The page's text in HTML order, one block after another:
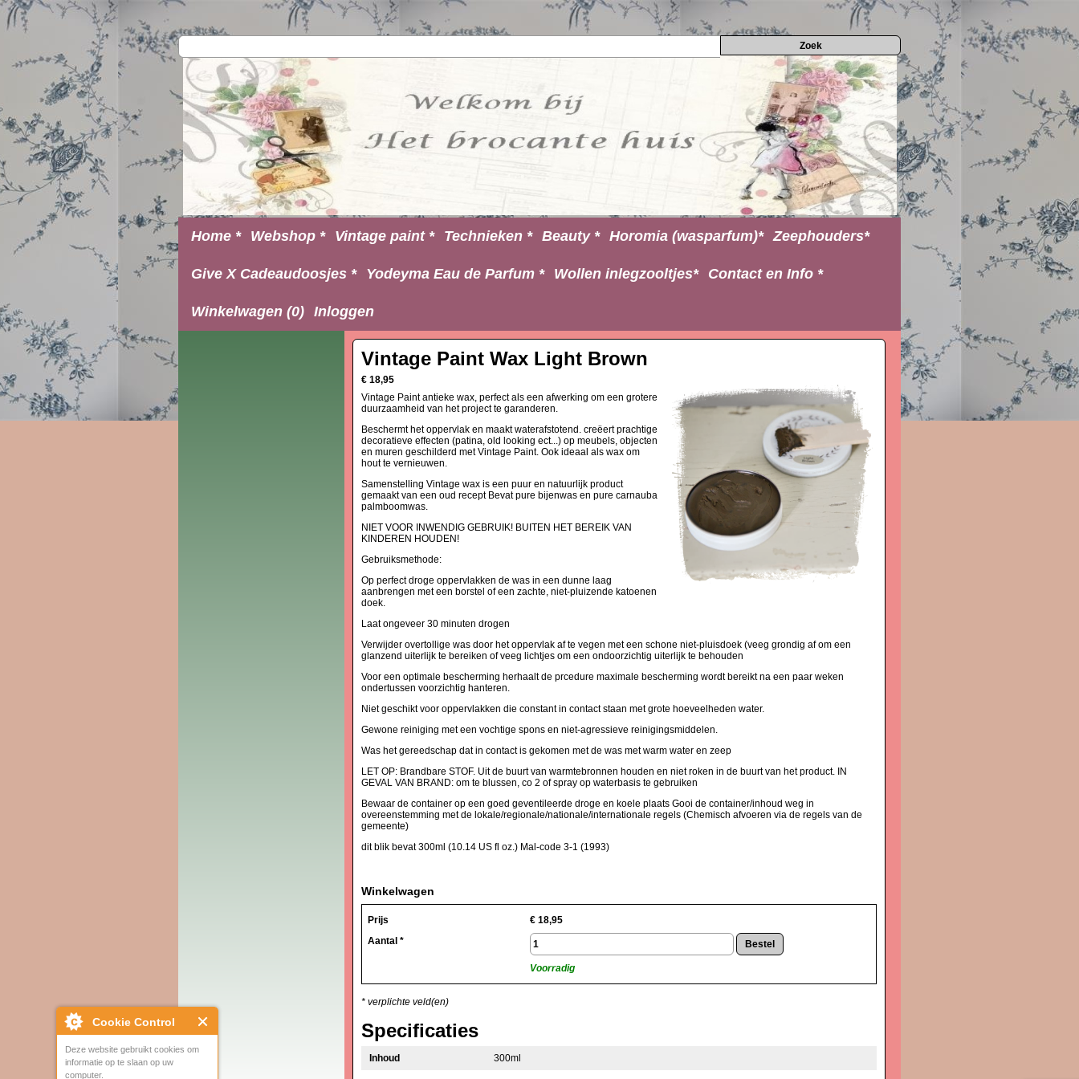
Cookie Control
Deze website gebruikt cookies om
informatie op te slaan op uw
computer.
Home * Webshop * Vintage paint * Technieken * Beauty * Horomia (wasparfum)* Zeephouders*
Give X Cadeaudoosjes * Yodeyma Eau de Parfum * Wollen inlegzooltjes* Contact en Info *
Winkelwagen (0) Inloggen
Vintage Paint Wax Light Brown
€ 18,95
Vintage Paint antieke wax, perfect als een afwerking om een grotere
duurzaamheid van het project te garanderen.
Beschermt het oppervlak en maakt waterafstotend. creëert prachtige
decoratieve effecten (patina, old looking ect...) op meubels, objecten
en muren geschilderd met Vintage Paint. Ook ideaal als wax om
hout te vernieuwen.
Samenstelling Vintage wax is een puur en natuurlijk product
gemaakt van een oud recept Bevat pure bijenwas en pure carnauba
palmboomwas.
NIET VOOR INWENDIG GEBRUIK! BUITEN HET BEREIK VAN
KINDEREN HOUDEN!
Gebruiksmethode:
Op perfect droge oppervlakken de was in een dunne laag
aanbrengen met een borstel of een zachte, niet-pluizende katoenen
doek.
Laat ongeveer 30 minuten drogen
Verwijder overtollige was door het oppervlak af te vegen met een schone niet-pluisdoek (veeg grondig af om een
glanzend uiterlijk te bereiken of veeg lichtjes om een ondoorzichtig uiterlijk te behouden
Voor een optimale bescherming herhaalt de prcedure maximale bescherming wordt bereikt na een paar weken
ondertussen voorzichtig hanteren.
Niet geschikt voor oppervlakken die constant in contact staan met grote hoeveelheden water.
Gewone reiniging met een vochtige spons en niet-agressieve reinigingsmiddelen.
Was het gereedschap dat in contact is gekomen met de was met warm water en zeep
LET OP: Brandbare STOF. Uit de buurt van warmtebronnen houden en niet roken in de buurt van het product. IN
GEVAL VAN BRAND: om te blussen, co 2 of spray op waterbasis te gebruiken
Bewaar de container op een goed geventileerde droge en koele plaats Gooi de container/inhoud weg in
overeenstemming met de lokale/regionale/nationale/internationale regels (Chemisch afvoeren via de regels van de
gemeente)
dit blik bevat 300ml (10.14 US fl oz.) Mal-code 3-1 (1993)
Winkelwagen
Prijs € 18,95
Aantal *
Voorradig
* verplichte veld(en)
Specificaties
Inhoud 300ml